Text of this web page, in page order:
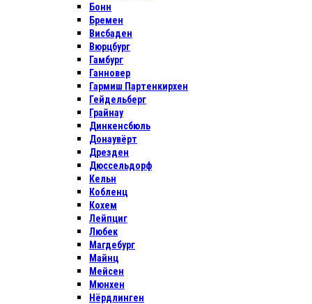
Бонн
Бремен
Висбаден
Вюрцбург
Гамбург
Ганновер
Гармиш Партенкирхен
Гейдельберг
Грайнау
Динкенсбюль
Донаувёрт
Дрезден
Дюссельдорф
Кельн
Кобленц
Кохем
Лейпциг
Любек
Магдебург
Майнц
Мейсен
Мюнхен
Нёрдлинген